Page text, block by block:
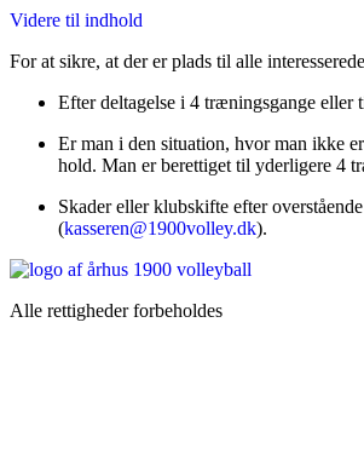
Videre til indhold
For at sikre, at der er plads til alle
Efter deltagelse i 4 træningsgange
Er man i den situation, hvor man ikke
hold. Man er berettiget til yderligere 4
Skader eller klubskifte efter
(kasseren@1900volley.dk).
Alle rettigheder forbeholdes